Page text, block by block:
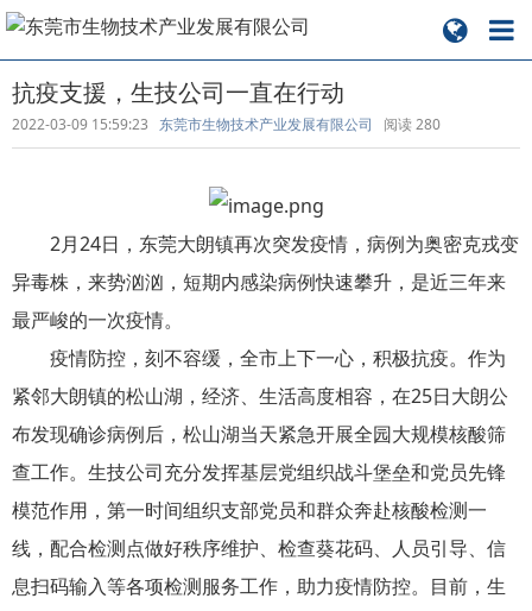
抗疫支援，生技公司一直在行动
2022-03-09 15:59:23 东莞市生物技术产业发展有限公司 阅读280
2月24日，东莞大朗镇再次突发疫情，病例为奥密克戎变
异毒株，来势汹汹，短期内感染病例快速攀升，是近三年来
最严峻的一次疫情。
疫情防控，刻不容缓，全市上下一心，积极抗疫。作为
紧邻大朗镇的松山湖，经济、生活高度相容，在25日大朗公
布发现确诊病例后，松山湖当天紧急开展全园大规模核酸筛
查工作。生技公司充分发挥基层党组织战斗堡垒和党员先锋
模范作用，第一时间组织支部党员和群众奔赴核酸检测一
线，配合检测点做好秩序维护、检查葵花码、人员引导、信
息扫码输入等各项检测服务工作，助力疫情防控。目前，生